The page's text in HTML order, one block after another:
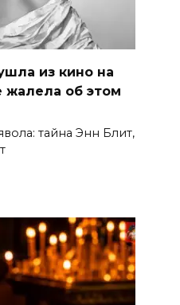
из кино на
жалела об этом
тайна Энн Блит,